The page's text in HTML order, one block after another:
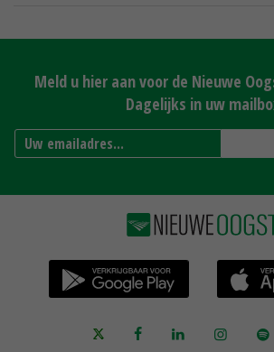
Meld u hier aan voor de Nieuwe
Dagelijks in uw